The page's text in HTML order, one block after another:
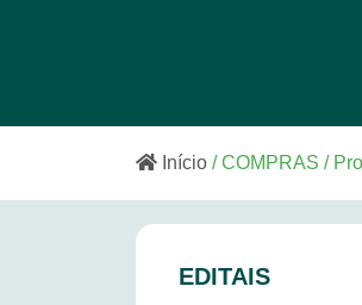
Início / COMPRAS /
EDITAIS